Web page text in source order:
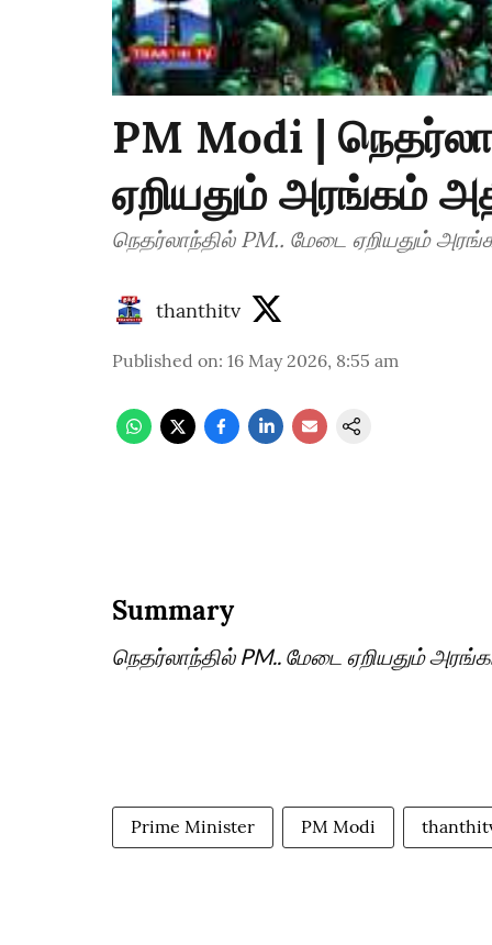
PM Modi |
ஏறியதும் அரங்கம்
நெதர்லாந்தில் PM.. மேடை ஏறியதும்
thanthitv
Published on: 16 May 2026, 8:55 am
Summary
நெதர்லாந்தில் PM.. மேடை ஏறியதும்
Prime Minister PM Modi